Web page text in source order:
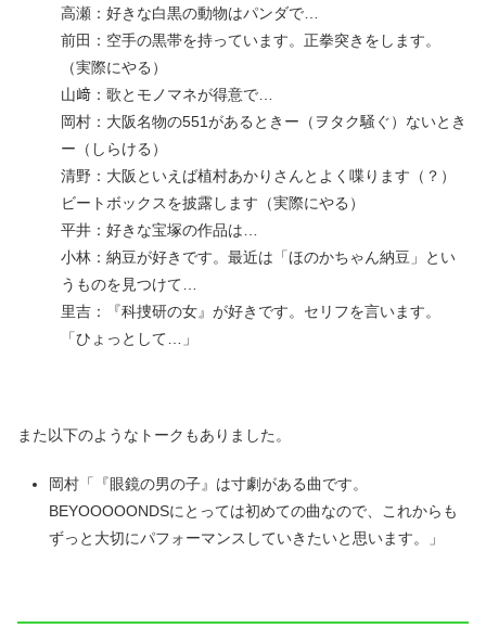
高瀬：好きな白黒の動物はパンダで…
前田：空手の黒帯を持っています。正拳突きをします。
（実際にやる）
山﨑：歌とモノマネが得意で…
岡村：大阪名物の551があるときー（ヲタク騒ぐ）ないとき
ー（しらける）
清野：大阪といえば植村あかりさんとよく喋ります（？）
ビートボックスを披露します（実際にやる）
平井：好きな宝塚の作品は…
小林：納豆が好きです。最近は「ほのかちゃん納豆」とい
うものを見つけて…
里吉：『科捜研の女』が好きです。セリフを言います。
「ひょっとして…」
また以下のようなトークもありました。
岡村「『眼鏡の男の子』は寸劇がある曲です。
BEYOOOOONDSにとっては初めての曲なので、これからも
ずっと大切にパフォーマンスしていきたいと思います。」